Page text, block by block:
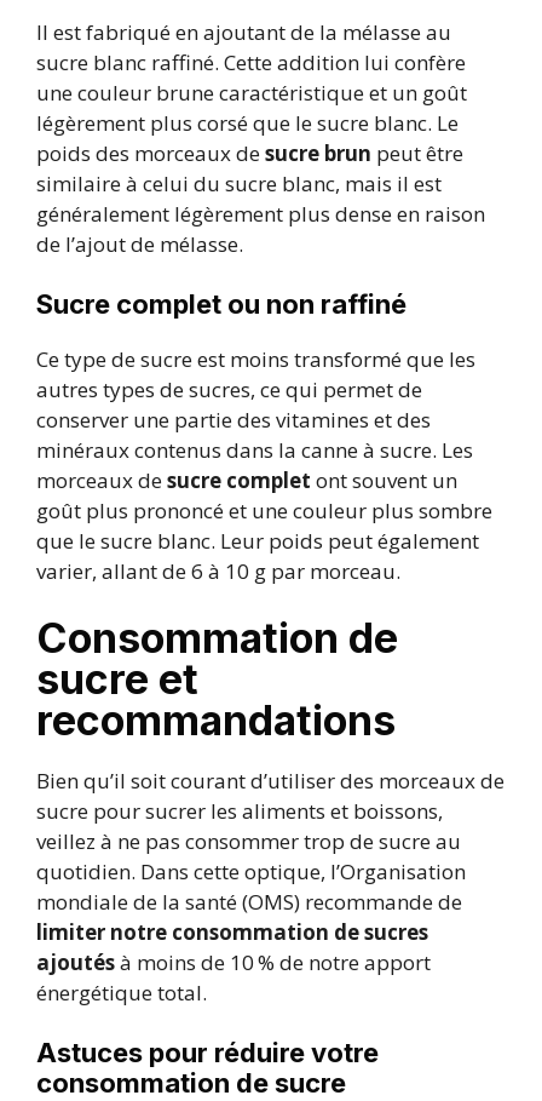
Il est fabriqué en ajoutant de la mélasse au
sucre blanc raffiné. Cette addition lui confère
une couleur brune caractéristique et un goût
légèrement plus corsé que le sucre blanc. Le
poids des morceaux desucre brun peut être
similaire à celui du sucre blanc, mais il est
généralement légèrement plus dense en raison
de l’ajout de mélasse.
Sucre complet ou non raffiné
Ce type de sucre est moins transformé que les
autres types de sucres, ce qui permet de
conserver une partie des vitamines et des
minéraux contenus dans la canne à sucre. Les
morceaux desucre complet ont souvent un
goût plus prononcé et une couleur plus sombre
que le sucre blanc. Leur poids peut également
varier, allant de 6 à 10 g par morceau.
Consommation de
sucre et
recommandations
Bien qu’il soit courant d’utiliser des morceaux de
sucre pour sucrer les aliments et boissons,
veillez à ne pas consommer trop de sucre au
quotidien. Dans cette optique, l’Organisation
mondiale de la santé (OMS) recommande de
limiter notre consommation de sucres
ajoutésà moins de 10 % de notre apport
énergétique total.
Astuces pour réduire votre
consommation de sucre